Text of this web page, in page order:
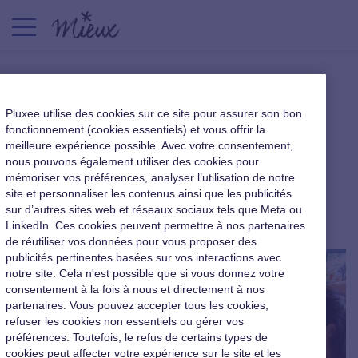
Conseils pour une pause
déjeuner responsable,
compatible avec votre
démarche RSE
Qualité de vie au travail|17 mai 2024
Pluxee utilise des cookies sur ce site pour assurer son bon
fonctionnement (cookies essentiels) et vous offrir la
meilleure expérience possible. Avec votre consentement,
nous pouvons également utiliser des cookies pour
mémoriser vos préférences, analyser l’utilisation de notre
site et personnaliser les contenus ainsi que les publicités
sur d’autres sites web et réseaux sociaux tels que Meta ou
LinkedIn. Ces cookies peuvent permettre à nos partenaires
de réutiliser vos données pour vous proposer des
publicités pertinentes basées sur vos interactions avec
notre site. Cela n'est possible que si vous donnez votre
consentement à la fois à nous et directement à nos
partenaires. Vous pouvez accepter tous les cookies,
refuser les cookies non essentiels ou gérer vos
préférences. Toutefois, le refus de certains types de
cookies peut affecter votre expérience sur le site et les